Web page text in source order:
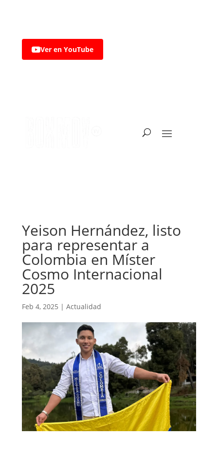
Ver en YouTube
Yeison Hernández, listo
para representar a
Colombia en Míster
Cosmo Internacional
2025
Feb 4, 2025 | Actualidad